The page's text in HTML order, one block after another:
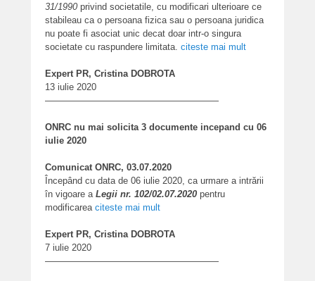
31/1990 privind societatile, cu modificari ulterioare ce
stabileau ca o persoana fizica sau o persoana juridica
nu poate fi asociat unic decat doar intr-o singura
societate cu raspundere limitata. citeste mai mult
Expert PR, Cristina DOBROTA
13 iulie 2020
———————————————————
ONRC nu mai solicita 3 documente incepand cu 06
iulie 2020
Comunicat ONRC, 03.07.2020
Începând cu data de 06 iulie 2020, ca urmare a intrării
în vigoare a Legii nr. 102/02.07.2020 pentru
modificarea citeste mai mult
Expert PR, Cristina DOBROTA
7 iulie 2020
———————————————————